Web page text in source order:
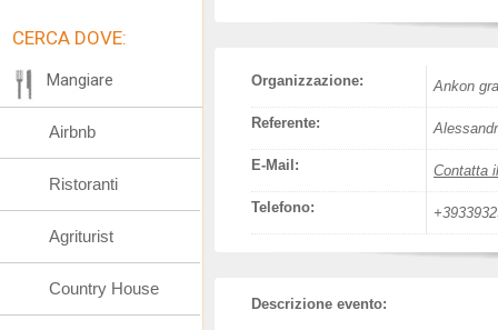
Organizzazione: Ankon
Referente:
E-Mail: Contatta
Telefono:
Descrizione evento:
CERCA DOVE:
Mangiare
Airbnb
Ristoranti
Agriturist
Country House